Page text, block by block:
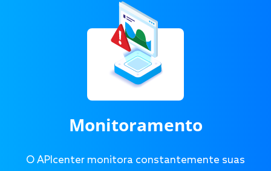
Monitoramento
O APIcenter monitora constantemente suas